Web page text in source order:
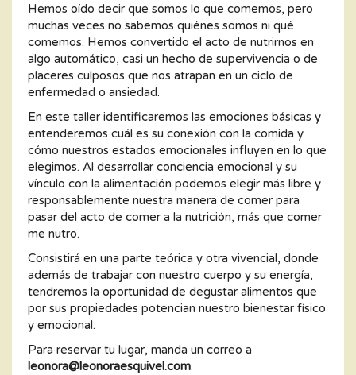
Hemos oído decir que somos lo que comemos, pero
muchas veces no sabemos quiénes somos ni qué
comemos. Hemos convertido el acto de nutrirnos en
algo automático, casi un hecho de supervivencia o de
placeres culposos que nos atrapan en un ciclo de
enfermedad o ansiedad.
En este taller identificaremos las emociones básicas y
entenderemos cuál es su conexión con la comida y
cómo nuestros estados emocionales influyen en lo que
elegimos. Al desarrollar conciencia emocional y su
vínculo con la alimentación podemos elegir más libre y
responsablemente nuestra manera de comer para
pasar del acto de comer a la nutrición, más que comer
me nutro.
Consistirá en una parte teórica y otra vivencial, donde
además de trabajar con nuestro cuerpo y su energía,
tendremos la oportunidad de degustar alimentos que
por sus propiedades potencian nuestro bienestar físico
y emocional.
Para reservar tu lugar, manda un correo a
leonora@leonoraesquivel.com.